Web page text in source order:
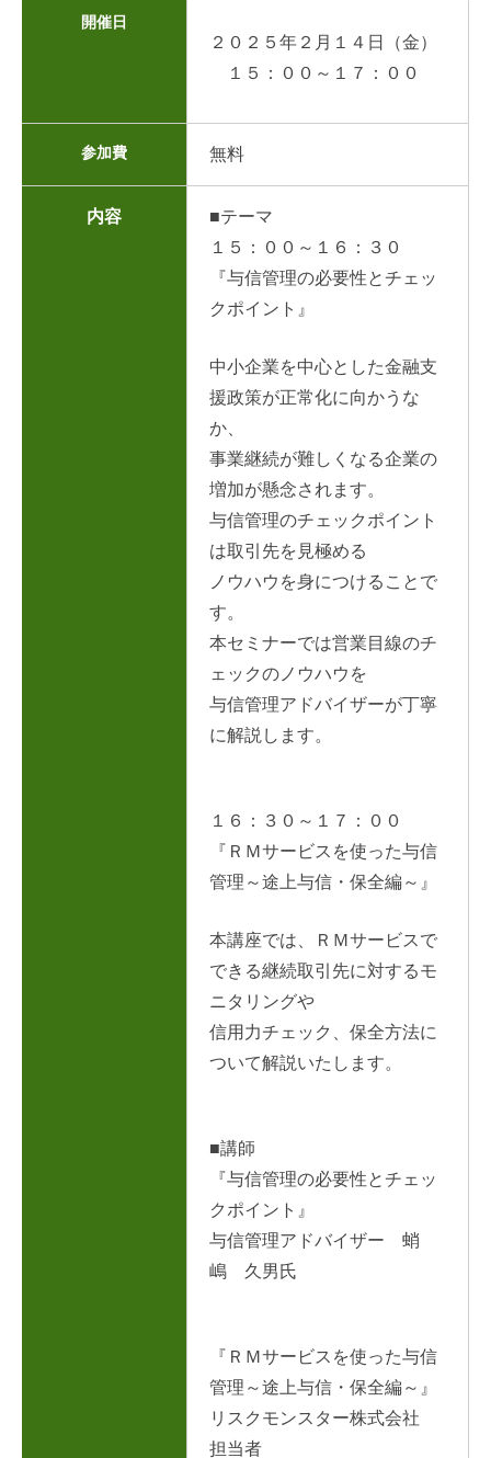
開催日
２０２５年２月１４日（金）
１５：００～１７：００
参加費 無料
内容
■テーマ
１５：００～１６：３０
『与信管理の必要性とチェッ
クポイント』
中小企業を中心とした金融支
援政策が正常化に向かうな
か、
事業継続が難しくなる企業の
増加が懸念されます。
与信管理のチェックポイント
は取引先を見極める
ノウハウを身につけることで
す。
本セミナーでは営業目線のチ
ェックのノウハウを
与信管理アドバイザーが丁寧
に解説します。
１６：３０～１７：００
『ＲＭサービスを使った与信
管理～途上与信・保全編～』
本講座では、ＲＭサービスで
できる継続取引先に対するモ
ニタリングや
信用力チェック、保全方法に
ついて解説いたします。
■講師
『与信管理の必要性とチェッ
クポイント』
与信管理アドバイザー 蛸
嶋 久男氏
『ＲＭサービスを使った与信
管理～途上与信・保全編～』
リスクモンスター株式会社
担当者